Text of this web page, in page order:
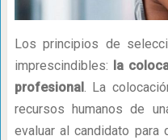
Los principios de
imprescindibles:
la
profesional . La
recursos humanos de
evaluar al candidato para